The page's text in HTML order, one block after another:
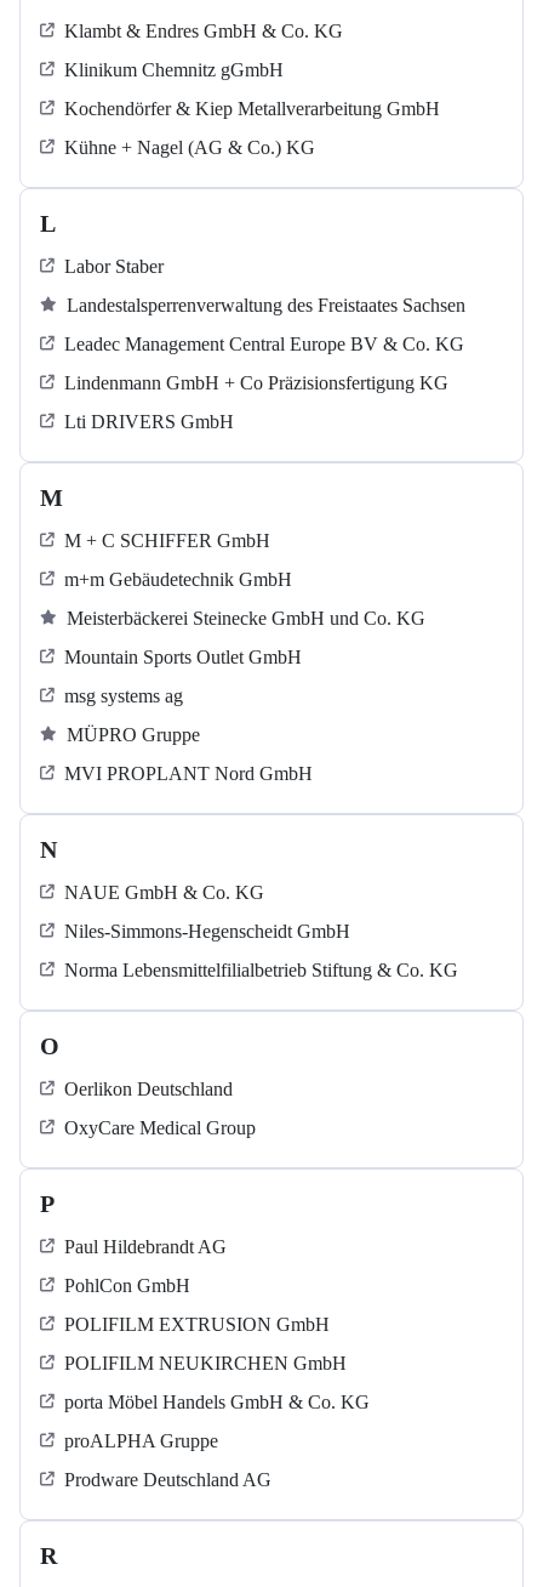
Klambt & Endres GmbH & Co. KG
Klinikum Chemnitz gGmbH
Kochendörfer & Kiep Metallverarbeitung GmbH
Kühne + Nagel (AG & Co.) KG
L
Labor Staber
Landestalsperrenverwaltung des Freistaates Sachsen
Leadec Management Central Europe BV & Co. KG
Lindenmann GmbH + Co Präzisionsfertigung KG
Lti DRIVERS GmbH
M
M + C SCHIFFER GmbH
m+m Gebäudetechnik GmbH
Meisterbäckerei Steinecke GmbH und Co. KG
Mountain Sports Outlet GmbH
msg systems ag
MÜPRO Gruppe
MVI PROPLANT Nord GmbH
N
NAUE GmbH & Co. KG
Niles-Simmons-Hegenscheidt GmbH
Norma Lebensmittelfilialbetrieb Stiftung & Co. KG
O
Oerlikon Deutschland
OxyCare Medical Group
P
Paul Hildebrandt AG
PohlCon GmbH
POLIFILM EXTRUSION GmbH
POLIFILM NEUKIRCHEN GmbH
porta Möbel Handels GmbH & Co. KG
proALPHA Gruppe
Prodware Deutschland AG
R